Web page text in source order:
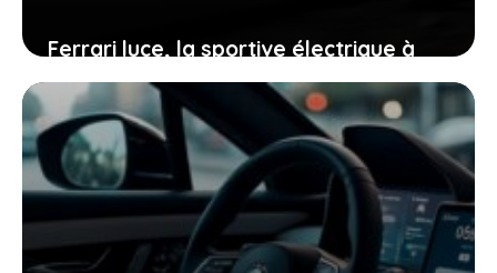
Ferrari luce, la sportive électrique à
550 000 € qui vous invite à repenser la
mobilité de demain
26 mai 2026